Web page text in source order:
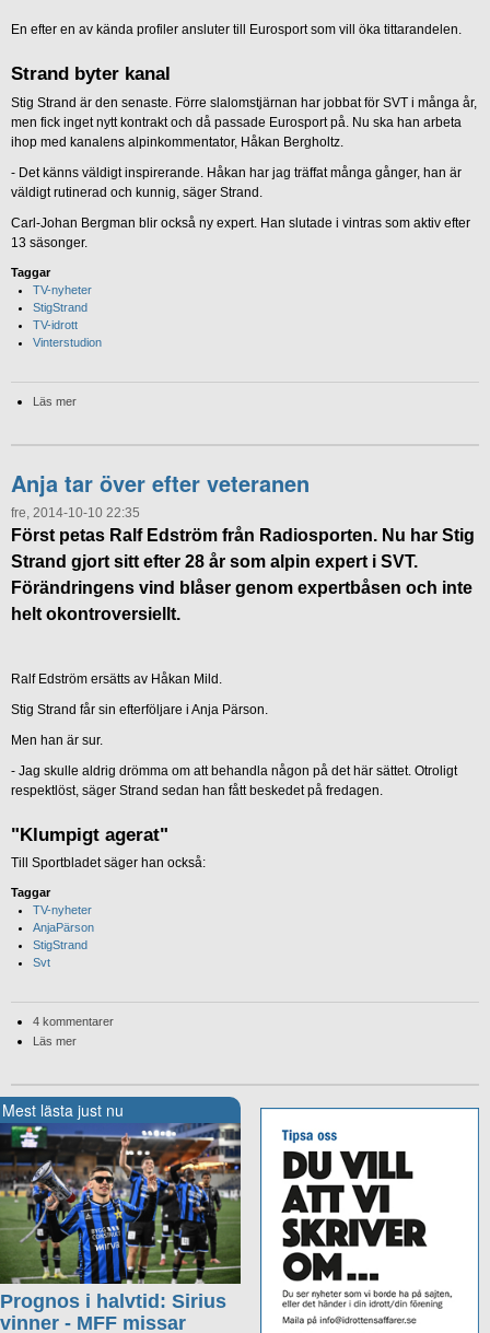
En efter en av kända profiler ansluter till Eurosport som vill öka tittarandelen.
Strand byter kanal
Stig Strand är den senaste. Förre slalomstjärnan har jobbat för SVT i många år,
men fick inget nytt kontrakt och då passade Eurosport på. Nu ska han arbeta
ihop med kanalens alpinkommentator, Håkan Bergholtz.
- Det känns väldigt inspirerande. Håkan har jag träffat många gånger, han är
väldigt rutinerad och kunnig, säger Strand.
Carl-Johan Bergman blir också ny expert. Han slutade i vintras som aktiv efter
13 säsonger.
Taggar
TV-nyheter
StigStrand
TV-idrott
Vinterstudion
Läs mer
Anja tar över efter veteranen
fre, 2014-10-10 22:35
Först petas Ralf Edström från Radiosporten. Nu har Stig
Strand gjort sitt efter 28 år som alpin expert i SVT.
Förändringens vind blåser genom expertbåsen och inte
helt okontroversiellt.
Ralf Edström ersätts av Håkan Mild.
Stig Strand får sin efterföljare i Anja Pärson.
Men han är sur.
- Jag skulle aldrig drömma om att behandla någon på det här sättet. Otroligt
respektlöst, säger Strand sedan han fått beskedet på fredagen.
"Klumpigt agerat"
Till Sportbladet säger han också:
Taggar
TV-nyheter
AnjaPärson
StigStrand
Svt
4 kommentarer
Läs mer
Mest lästa just nu
Prognos i halvtid: Sirius
vinner - MFF missar